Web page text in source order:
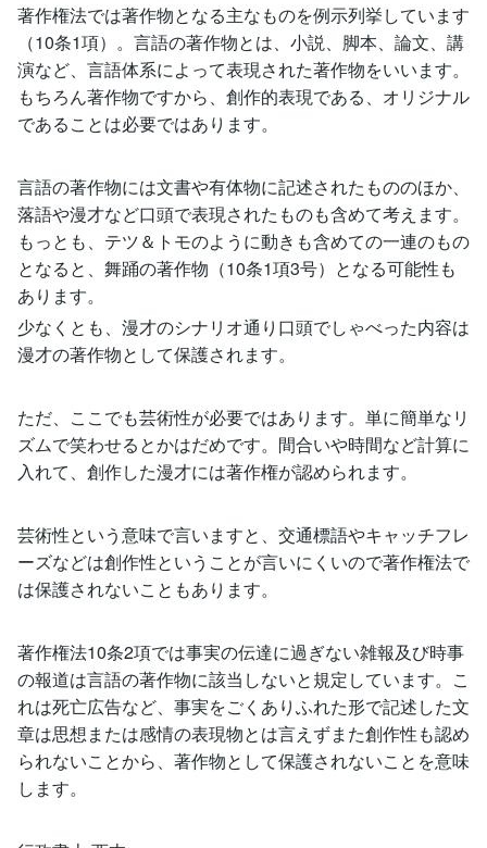
著作権法では著作物となる主なものを例示列挙しています
（10条1項）。言語の著作物とは、小説、脚本、論文、講
演など、言語体系によって表現された著作物をいいます。
もちろん著作物ですから、創作的表現である、オリジナル
であることは必要ではあります。
言語の著作物には文書や有体物に記述されたもののほか、
落語や漫才など口頭で表現されたものも含めて考えます。
もっとも、テツ＆トモのように動きも含めての一連のもの
となると、舞踊の著作物（10条1項3号）となる可能性も
あります。
少なくとも、漫才のシナリオ通り口頭でしゃべった内容は
漫才の著作物として保護されます。
ただ、ここでも芸術性が必要ではあります。単に簡単なリ
ズムで笑わせるとかはだめです。間合いや時間など計算に
入れて、創作した漫才には著作権が認められます。
芸術性という意味で言いますと、交通標語やキャッチフレ
ーズなどは創作性ということが言いにくいので著作権法で
は保護されないこともあります。
著作権法10条2項では事実の伝達に過ぎない雑報及び時事
の報道は言語の著作物に該当しないと規定しています。こ
れは死亡広告など、事実をごくありふれた形で記述した文
章は思想または感情の表現物とは言えずまた創作性も認め
られないことから、著作物として保護されないことを意味
します。